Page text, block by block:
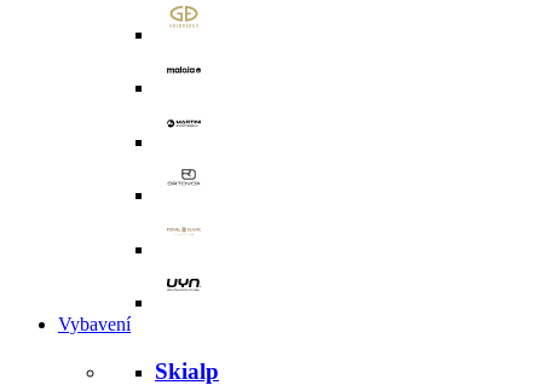
Vybavení
Skialp